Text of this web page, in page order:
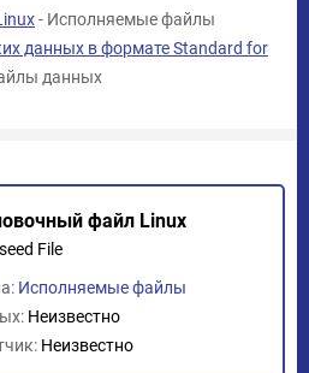
- Исполняемые файлы
данных в формате Standard for
данных
файл Linux
File
Исполняемые файлы
Неизвестно
Неизвестно